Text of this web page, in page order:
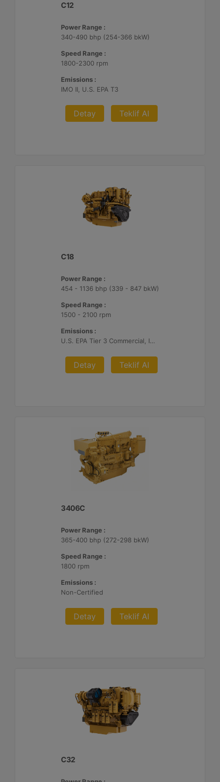
C12
Power Range :
340-490 bhp (254-366 bkW)
Speed Range :
1800-2300 rpm
Emissions :
IMO II, U.S. EPA T3
Detay Teklif Al
C18
Power Range :
454 - 1136 bhp (339 - 847 bkW)
Speed Range :
1500 - 2100 rpm
Emissions :
U.S. EPA Tier 3 Commercial, IMO II, EU IWW, EU Stage V, China II
Detay Teklif Al
3406C
Power Range :
365-400 bhp (272-298 bkW)
Speed Range :
1800 rpm
Emissions :
Non-Certified
Detay Teklif Al
C32